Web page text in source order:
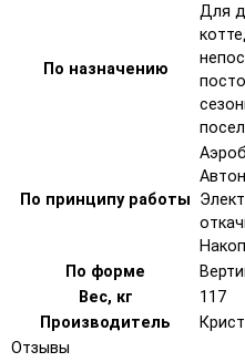
По назначению
Для
По принципу работы
По форме
Вес, кг
117
Производитель
Отзывы